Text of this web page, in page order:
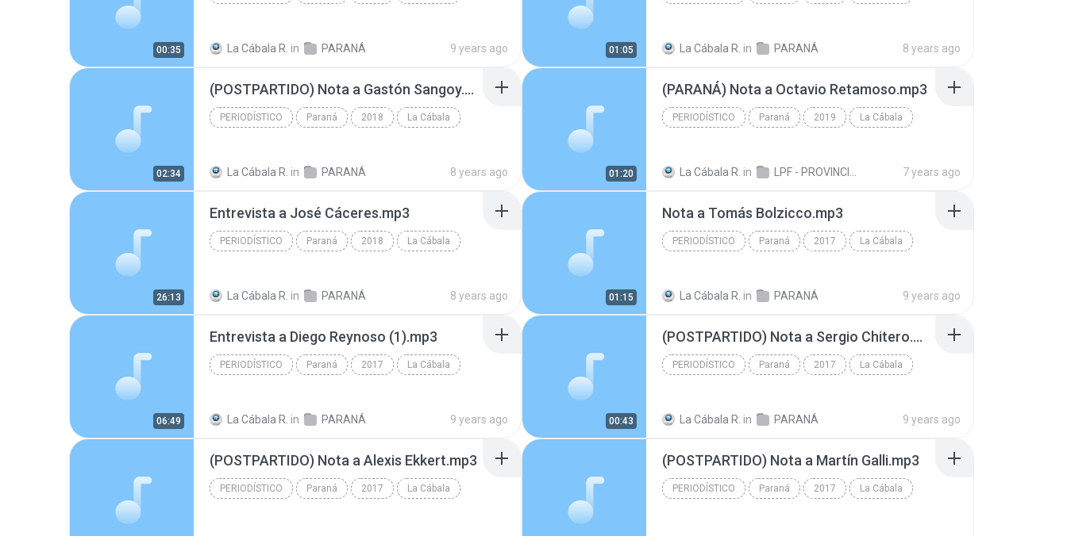
00:35 La Cábala R. in PARANÁ 9 years ago 01:05 La Cábala R. in PARANÁ 8 years ago
02:34
(POSTPARTIDO) Nota a Gastón Sangoy.mp3
PERIODÍSTICO Paraná 2018 La Cábala
La Cábala R. in PARANÁ 8 years ago 01:20
(PARANÁ) Nota a Octavio Retamoso.mp3
PERIODÍSTICO Paraná 2019 La Cábala
La Cábala R. in 7 years ago
26:13
Entrevista a José Cáceres.mp3
PERIODÍSTICO Paraná 2018 La Cábala
La Cábala R. in PARANÁ 8 years ago 01:15
Nota a Tomás Bolzicco.mp3
PERIODÍSTICO Paraná 2017 La Cábala
La Cábala R. in PARANÁ 9 years ago
06:49
Entrevista a Diego Reynoso (1).mp3
PERIODÍSTICO Paraná 2017 La Cábala
La Cábala R. in PARANÁ 9 years ago 00:43
(POSTPARTIDO) Nota a Sergio Chitero.mp3
PERIODÍSTICO Paraná 2017 La Cábala
La Cábala R. in PARANÁ 9 years ago
(POSTPARTIDO) Nota a Alexis Ekkert.mp3
PERIODÍSTICO Paraná 2017 La Cábala
(POSTPARTIDO) Nota a Martín Galli.mp3
PERIODÍSTICO Paraná 2017 La Cábala